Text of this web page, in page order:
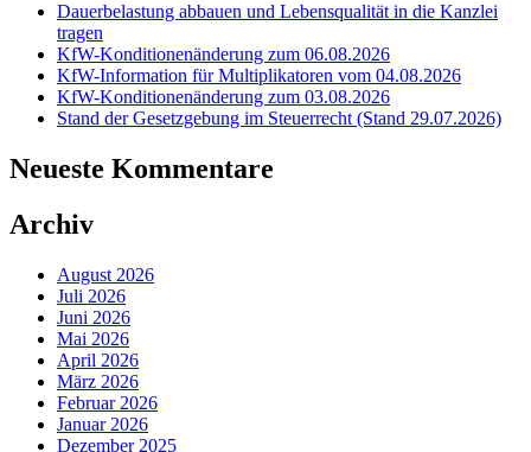
Dauerbelastung abbauen und Lebensqualität in die Kanzlei
tragen
KfW-Konditionenänderung zum 06.08.2026
KfW-Information für Multiplikatoren vom 04.08.2026
KfW-Konditionenänderung zum 03.08.2026
Stand der Gesetzgebung im Steuerrecht (Stand 29.07.2026)
Neueste Kommentare
Archiv
August 2026
Juli 2026
Juni 2026
Mai 2026
April 2026
März 2026
Februar 2026
Januar 2026
Dezember 2025